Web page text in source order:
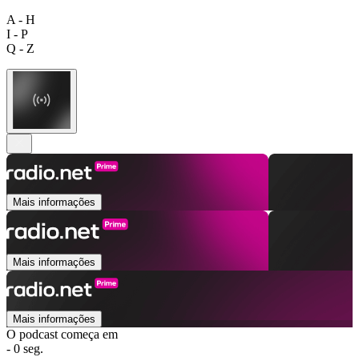
A - H
I - P
Q - Z
Mais informações
Mais informações
Mais informações
O podcast começa em
- 0 seg.